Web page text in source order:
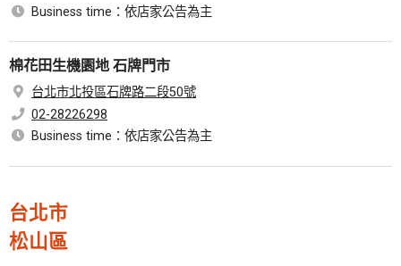
Business time：依店家公告為主
棉花田生機園地 石牌門市
台北市北投區石牌路二段50號
02-28226298
Business time：依店家公告為主
台北市
松山區